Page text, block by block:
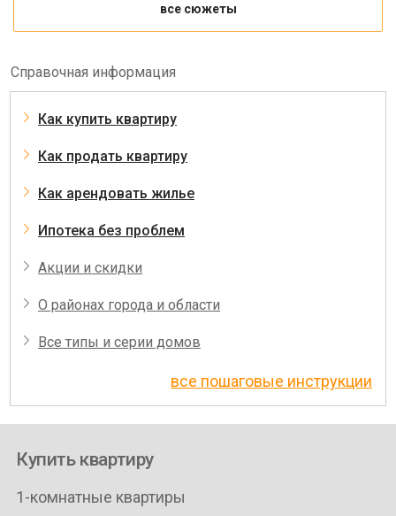
все сюжеты
Справочная информация
Как купить квартиру
Как продать квартиру
Как арендовать жилье
Ипотека без проблем
Акции и скидки
О районах города и области
Все типы и серии домов
все пошаговые инструкции
Купить квартиру
1-комнатные квартиры